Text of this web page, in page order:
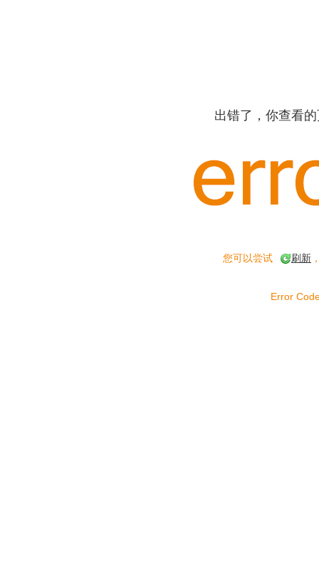
出错了，你查看
您可以尝试 刷新
Error